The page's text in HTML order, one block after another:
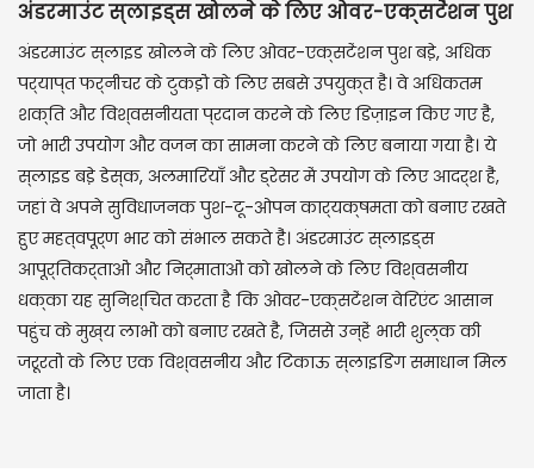
अंडरमाउंट स्लाइड्स खोलने के लिए ओवर-एक्सटेंशन पुश
अंडरमाउंट स्लाइड खोलने के लिए ओवर-एक्सटेंशन पुश बड़े, अधिक
पर्याप्त फर्नीचर के टुकड़ों के लिए सबसे उपयुक्त हैं। वे अधिकतम
शक्ति और विश्वसनीयता प्रदान करने के लिए डिज़ाइन किए गए हैं,
जो भारी उपयोग और वजन का सामना करने के लिए बनाया गया है। ये
स्लाइड बड़े डेस्क, अलमारियाँ और ड्रेसर में उपयोग के लिए आदर्श हैं,
जहां वे अपने सुविधाजनक पुश-टू-ओपन कार्यक्षमता को बनाए रखते
हुए महत्वपूर्ण भार को संभाल सकते हैं। अंडरमाउंट स्लाइड्स
आपूर्तिकर्ताओं और निर्माताओं को खोलने के लिए विश्वसनीय
धक्का यह सुनिश्चित करता है कि ओवर-एक्सटेंशन वेरिएंट आसान
पहुंच के मुख्य लाभों को बनाए रखते हैं, जिससे उन्हें भारी शुल्क की
जरूरतों के लिए एक विश्वसनीय और टिकाऊ स्लाइडिंग समाधान मिल
जाता है।